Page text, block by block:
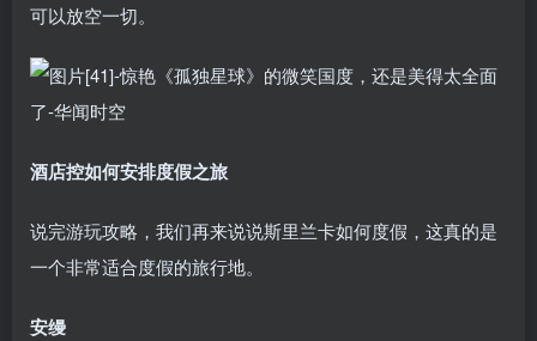
可以放空一切。
酒店控如何安排度假之旅
说完游玩攻略，我们再来说说斯里兰卡如何度假，这真的是
一个非常适合度假的旅行地。
安缦